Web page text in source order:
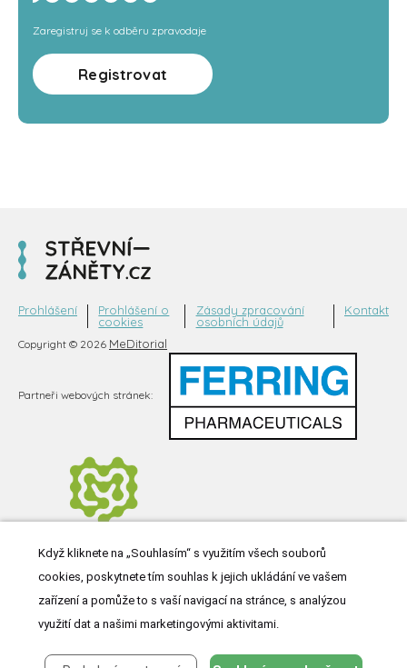
Zaregistruj se k odběru zpravodaje
Registrovat
Copyright © 2026 MeDitorial
Prohlášení
Prohlášení o
cookies
Zásady zpracování
osobních údajů
Kontakt
Partneři webových stránek:
Když kliknete na „Souhlasím“ s využitím všech souborů
cookies, poskytnete tím souhlas k jejich ukládání ve vašem
zařízení a pomůže to s vaší navigací na stránce, s analýzou
využití dat a našimi marketingovými aktivitami.